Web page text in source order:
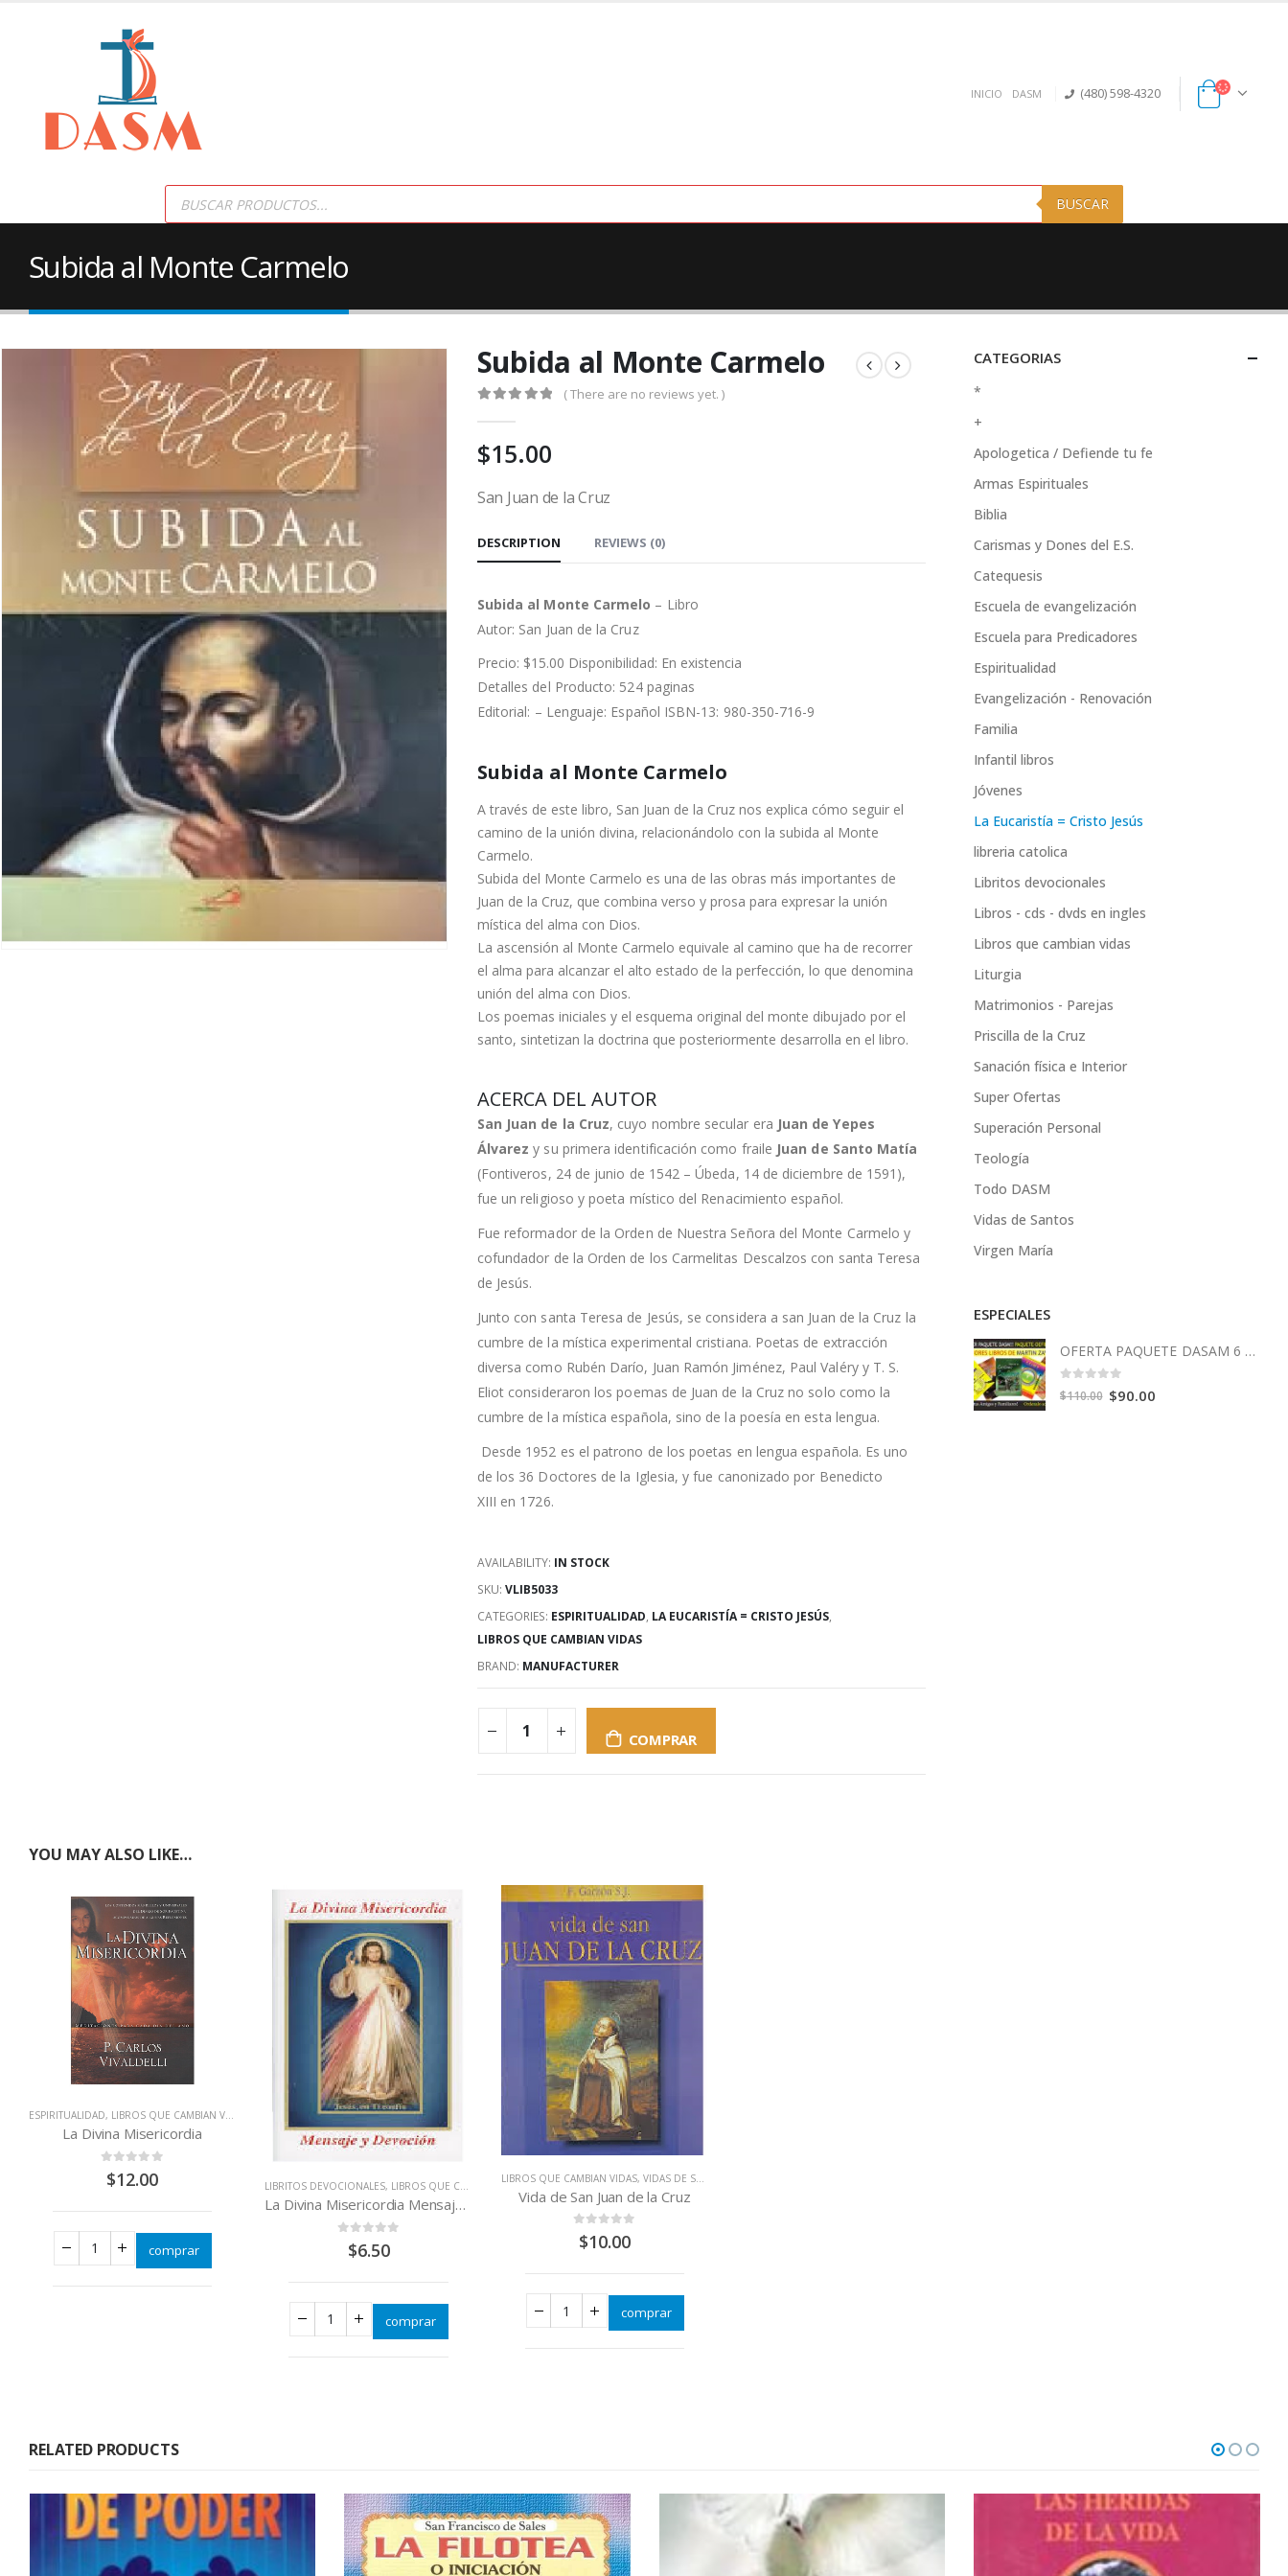
INICIO DASM (480) 598-4320
Products
search BUSCAR
Subida al Monte Carmelo
Subida al Monte Carmelo
( There are no reviews yet. )
$15.00
San Juan de la Cruz
DESCRIPTION REVIEWS (0)
Subida al Monte Carmelo – Libro
Autor: San Juan de la Cruz
Precio: $15.00 Disponibilidad: En existencia
Detalles del Producto: 524 paginas
Editorial: – Lenguaje: Español ISBN-13: 980-350-716-9
Subida al Monte Carmelo
A través de este libro, San Juan de la Cruz nos explica cómo seguir el
camino de la unión divina, relacionándolo con la subida al Monte
Carmelo.
Subida del Monte Carmelo es una de las obras más importantes de
Juan de la Cruz, que combina verso y prosa para expresar la unión
mística del alma con Dios.
La ascensión al Monte Carmelo equivale al camino que ha de recorrer
el alma para alcanzar el alto estado de la perfección, lo que denomina
unión del alma con Dios.
Los poemas iniciales y el esquema original del monte dibujado por el
santo, sintetizan la doctrina que posteriormente desarrolla en el libro.
ACERCA DEL AUTOR
San Juan de la Cruz, cuyo nombre secular era Juan de Yepes
Álvarez y su primera identificación como fraile Juan de Santo Matía
(Fontiveros, 24 de junio de 1542 – Úbeda, 14 de diciembre de 1591),
fue un religioso y poeta místico del Renacimiento español.
Fue reformador de la Orden de Nuestra Señora del Monte Carmelo y
cofundador de la Orden de los Carmelitas Descalzos con santa Teresa
de Jesús.
Junto con santa Teresa de Jesús, se considera a san Juan de la Cruz la
cumbre de la mística experimental cristiana. ​ Poetas de extracción
diversa como Rubén Darío, Juan Ramón Jiménez, Paul Valéry y T. S.
Eliot consideraron los poemas de Juan de la Cruz no solo como la
cumbre de la mística española, sino de la poesía en esta lengua.
Desde 1952 es el patrono de los poetas en lengua española. Es uno
de los 36 Doctores de la Iglesia, y fue canonizado por Benedicto
XIII en 1726.
AVAILABILITY: IN STOCK
SKU: VLIB5033
CATEGORIES: ESPIRITUALIDAD, LA EUCARISTÍA = CRISTO JESÚS,
LIBROS QUE CAMBIAN VIDAS
BRAND: MANUFACTURER
COMPRAR
YOU MAY ALSO LIKE…
ESPIRITUALIDAD, LIBROS QUE CAMBIAN VIDAS
La Divina Misericordia
out of 5
$12.00
comprar
LIBRITOS DEVOCIONALES, LIBROS QUE CAMBIAN VIDAS
La Divina Misericordia Mensaje y Devoción
out of 5
$6.50
comprar
LIBROS QUE CAMBIAN VIDAS, VIDAS DE SANTOS
Vida de San Juan de la Cruz
out of 5
$10.00
comprar
CATEGORIAS
*
+
Apologetica / Defiende tu fe
Armas Espirituales
Biblia
Carismas y Dones del E.S.
Catequesis
Escuela de evangelización
Escuela para Predicadores
Espiritualidad
Evangelización - Renovación
Familia
Infantil libros
Jóvenes
La Eucaristía = Cristo Jesús
libreria catolica
Libritos devocionales
Libros - cds - dvds en ingles
Libros que cambian vidas
Liturgia
Matrimonios - Parejas
Priscilla de la Cruz
Sanación física e Interior
Super Ofertas
Superación Personal
Teología
Todo DASM
Vidas de Santos
Virgen María
ESPECIALES
OFERTA PAQUETE DASAM 6 Libros
0 out of 5
$110.00 Original
$90.00Current
RELATED PRODUCTS